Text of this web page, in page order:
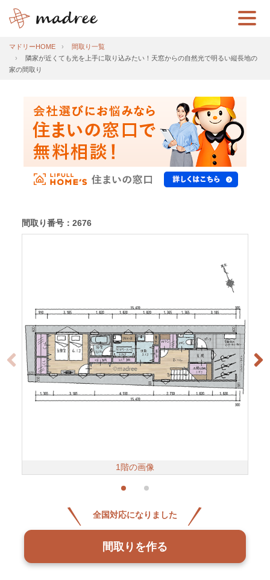
マドリーHOME
間取り一覧
隣家が近くても光を上手に取り込みたい！天窓からの自然光で明るい縦長地の
家の間取り
間取り番号：2676
1階の画像
全国対応になりました
間取りを作る